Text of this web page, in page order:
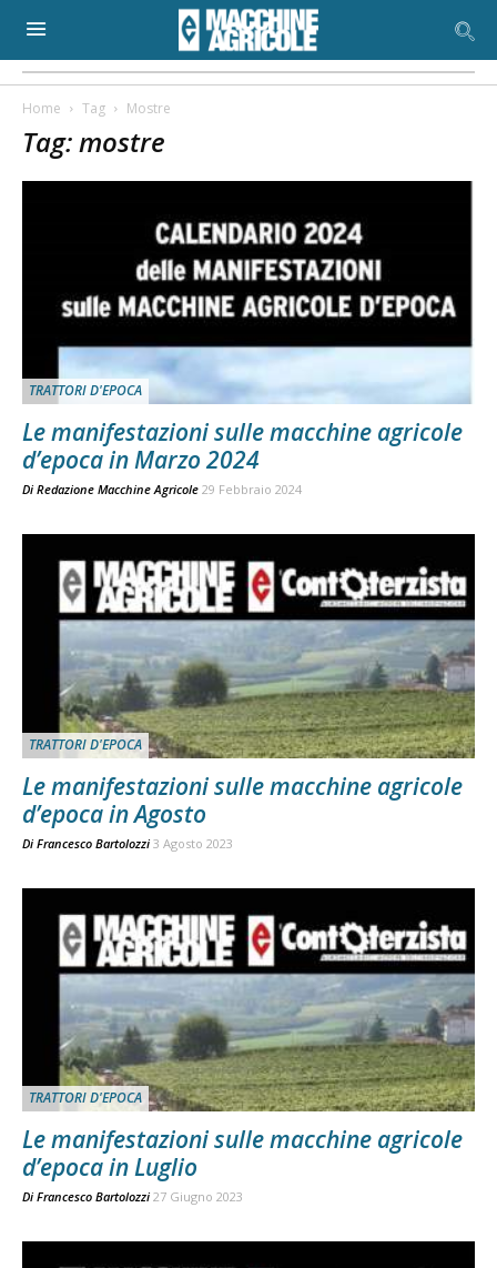
Home Tag Mostre
Tag: mostre
TRATTORI D'EPOCA
Le manifestazioni sulle macchine agricole
d’epoca in Marzo 2024
Di Redazione Macchine Agricole 29 Febbraio 2024
TRATTORI D'EPOCA
Le manifestazioni sulle macchine agricole
d’epoca in Agosto
Di Francesco Bartolozzi 3 Agosto 2023
TRATTORI D'EPOCA
Le manifestazioni sulle macchine agricole
d’epoca in Luglio
Di Francesco Bartolozzi 27 Giugno 2023